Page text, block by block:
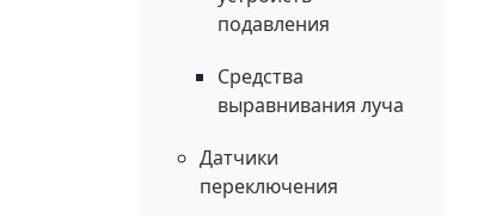
подавления
Средства
выравнивания луча
Датчики
переключения